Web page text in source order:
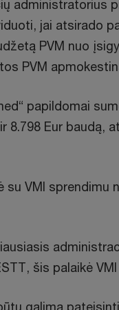
administratorius
jai atsirado
PVM nuo
PVM
papildomai
8.798 Eur baudą,
su VMI sprendimu
šis palaikė
galima